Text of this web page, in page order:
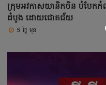
ក្រុមអវកាសយានិកចិន បំបែកកំ
ដំបូង ដោយជោគជ័យ
5 ថ្ងៃ មុន